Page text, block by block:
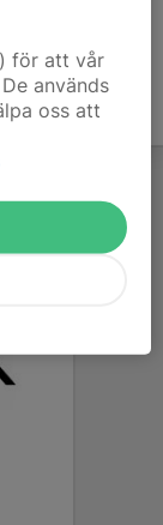
för att vår
används
oss att